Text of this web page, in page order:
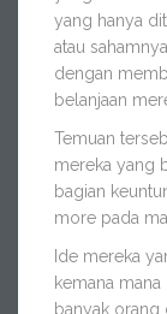
yang hanya
atau
dengan
belanjaan
Temuan
mereka yang
bagian
more pada
Ide mereka
kemana
banyak orang